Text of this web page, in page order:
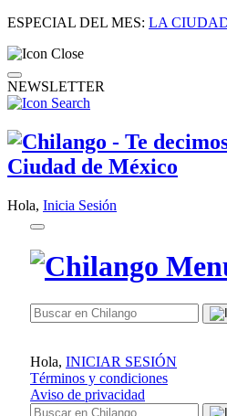
ESPECIAL DEL MES: LA
NEWSLETTER
Hola, Inicia Sesión
Hola, INICIAR SESIÓN
Términos y condiciones
Aviso de privacidad